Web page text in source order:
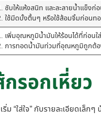
ซับให้แห้งสนิท และละลายน้ำแข็งก่
ใช้มีดบั้งตื้นๆ หรือใช้ส้อมจิ้มก่อนท
เพิ่มอุณหภูมิน้ำมันให้ร้อนได้ที่ก่อนใส่
การทอดน้ำมันท่วมที่อุณหภูมิถูกต้อ
รอกเหี่ยว
ใส่ใจ” กับรายละเอียดเล็กๆ